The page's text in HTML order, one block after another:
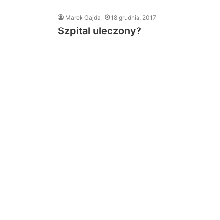
Marek Gajda 18 grudnia, 2017
Szpital uleczony?